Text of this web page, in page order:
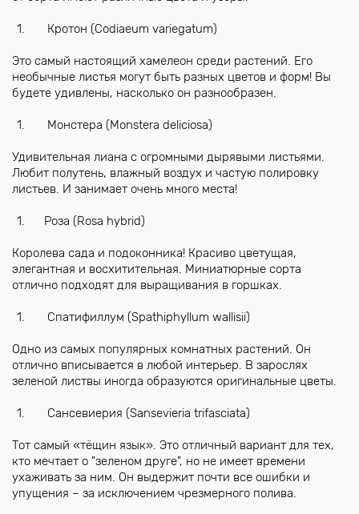
Кротон (Codiaeum variegatum)
Это самый настоящий хамелеон среди растений. Его
необычные листья могут быть разных цветов и форм! Вы
будете удивлены, насколько он разнообразен.
Монстера (Monstera deliciosa)
Удивительная лиана с огромными дырявыми листьями.
Любит полутень, влажный воздух и частую полировку
листьев. И занимает очень много места!
Роза (Rosa hybrid)
Королева сада и подоконника! Красиво цветущая,
элегантная и восхитительная. Миниатюрные сорта
отлично подходят для выращивания в горшках.
Спатифиллум (Spathiphyllum wallisii)
Одно из самых популярных комнатных растений. Он
отлично вписывается в любой интерьер. В зарослях
зеленой листвы иногда образуются оригинальные цветы.
Сансевиерия (Sansevieria trifasciata)
Тот самый «тёщин язык». Это отличный вариант для тех,
кто мечтает о "зеленом друге", но не имеет времени
ухаживать за ним. Он выдержит почти все ошибки и
упущения – за исключением чрезмерного полива.